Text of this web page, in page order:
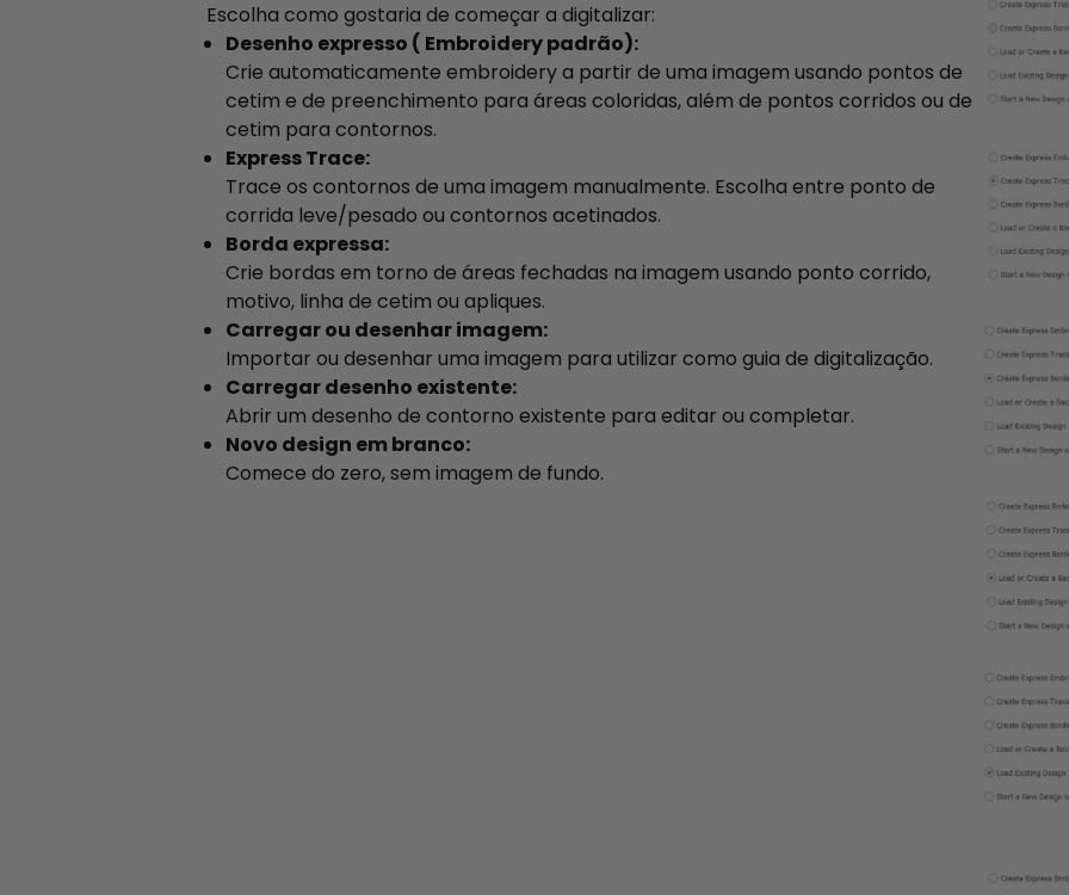
Escolha como gostaria de começar a digitalizar:
Desenho expresso ( Embroidery padrão):
Crie automaticamente embroidery a partir de uma imagem usando pontos de
cetim e de preenchimento para áreas coloridas, além de pontos corridos ou de
cetim para contornos.
Express Trace:
Trace os contornos de uma imagem manualmente. Escolha entre ponto de
corrida leve/pesado ou contornos acetinados.
Borda expressa:
Crie bordas em torno de áreas fechadas na imagem usando ponto corrido,
motivo, linha de cetim ou apliques.
Carregar ou desenhar imagem:
Importar ou desenhar uma imagem para utilizar como guia de digitalização.
Carregar desenho existente:
Abrir um desenho de contorno existente para editar ou completar.
Novo design em branco:
Comece do zero, sem imagem de fundo.